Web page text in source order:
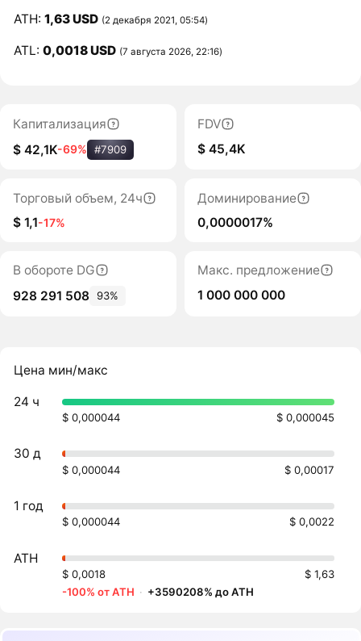
ATH:1,63 USD (2 декабря 2021, 05:54)
ATL:0,0018 USD (7 августа 2026, 22:16)
Капитализация
$ 42,1K-69% #7909
FDV
$ 45,4K
Торговый объем, 24ч
$ 1,1-17%
Доминирование
0,0000017%
В обороте DG
928 291 508 93%
Макс. предложение
1 000 000 000
Цена мин/макс
24 ч
$ 0,000044 $ 0,000045
30 д
$ 0,000044 $ 0,00017
1 год
$ 0,000044 $ 0,0022
ATH
$ 0,0018
$ 1,63
-100% от ATH · +3590208% до ATH